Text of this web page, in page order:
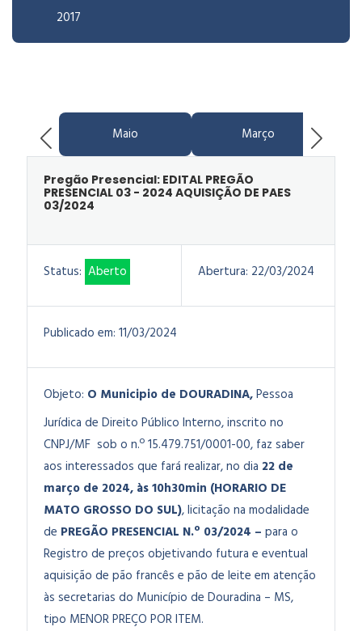
2017
Maio Março
Pregão Presencial: EDITAL PREGÃO
PRESENCIAL 03 - 2024 AQUISIÇÃO DE PAES
03/2024
Status: Aberto Abertura: 22/03/2024
Publicado em: 11/03/2024
Objeto: O Municipio de DOURADINA,Pessoa
Jurídica de Direito Público Interno, inscrito no
CNPJ/MF sob o n.º 15.479.751/0001-00, faz saber
aos interessados que fará realizar, no dia 22 de
março de 2024, às 10h30min (HORARIO DE
MATO GROSSO DO SUL), licitação na modalidade
de PREGÃO PRESENCIAL N.º 03/2024 – para o
Registro de preços objetivando futura e eventual
aquisição de pão francês e pão de leite em atenção
às secretarias do Município de Douradina – MS,
tipo MENOR PREÇO POR ITEM.